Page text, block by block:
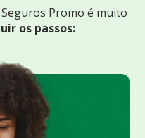
Promo é muito
os passos: